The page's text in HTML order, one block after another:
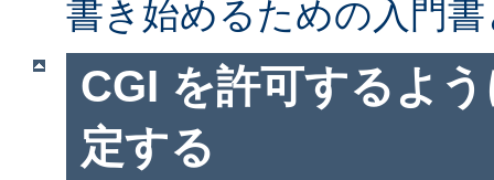
書き始めるための入門
CGI を許可するよ
定する